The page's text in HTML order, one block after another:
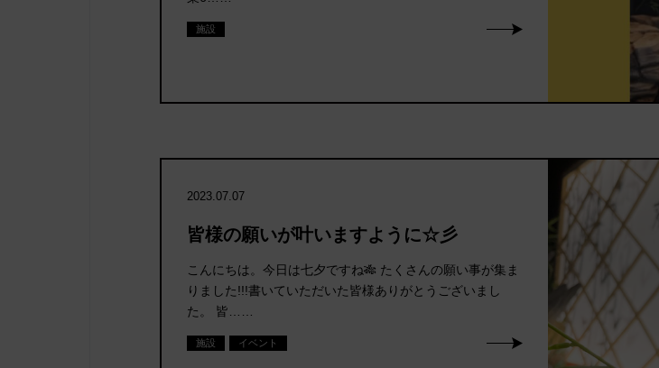
施設
2023.07.07
皆様の願いが叶いますように☆彡
こんにちは。今日は七夕ですね🎋 たくさんの願い事が集ま
りました!!!書いていただいた皆様ありがとうございまし
た。 皆……
施設 イベント